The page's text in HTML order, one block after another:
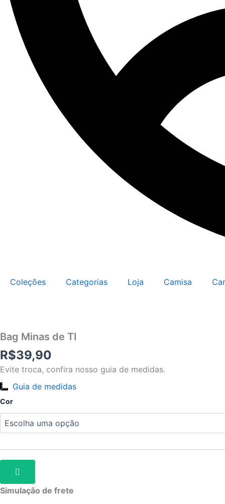
Coleções Categorias Loja Camisa
Bag Minas de TI
R$39,90
Evite troca, confira nosso guia de medidas.
Guia de medidas
Cor
Simulação de frete
quantidade